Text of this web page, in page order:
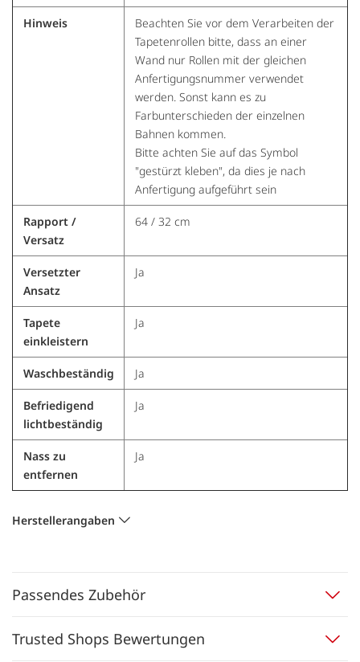
Hinweis
Beachten Sie vor dem Verarbeiten der
Tapetenrollen bitte, dass an einer
Wand nur Rollen mit der gleichen
Anfertigungsnummer verwendet
werden. Sonst kann es zu
Farbunterschieden der einzelnen
Bahnen kommen.
Bitte achten Sie auf das Symbol
"gestürzt kleben", da dies je nach
Anfertigung aufgeführt sein
Rapport /
Versatz
64 / 32 cm
Versetzter
Ansatz
Ja
Tapete
einkleistern
Ja
Waschbeständig Ja
Befriedigend
lichtbeständig
Ja
Nass zu
entfernen
Ja
Herstellerangaben
Passendes Zubehör
Trusted Shops Bewertungen